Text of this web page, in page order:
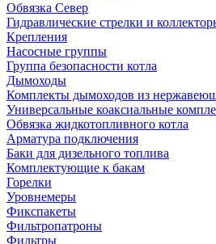
Обвязка Север
Гидравлические стрелки и
Крепления
Насосные группы
Группа безопасности котла
Дымоходы
Комплекты дымоходов из
Универсальные коаксиальные
Обвязка жидкотопливного котла
Арматура подключения
Баки для дизельного топлива
Комплектующие к бакам
Горелки
Уровнемеры
Фикспакеты
Фильтропатроны
Фильтры